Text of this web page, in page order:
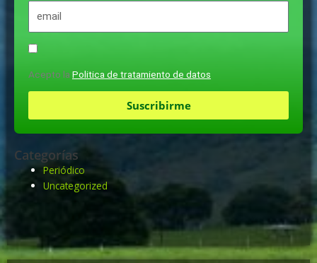
Acepto la Politica de tratamiento de datos
Suscribirme
Categorías
Periódico
Uncategorized